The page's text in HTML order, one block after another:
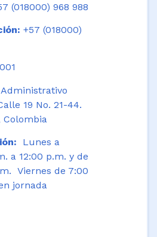
(018000) 968 988
+57 (018000)
19 No. 21-44.
Colombia
Lunes a
a 12:00 p.m. y de
Viernes de 7:00
jornada